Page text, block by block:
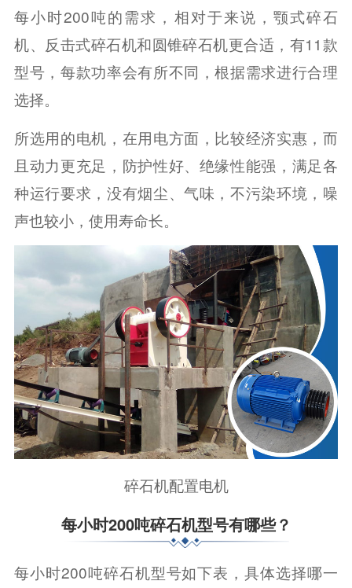
每小时200吨的需求，相对于来说，颚式碎石
机、反击式碎石机和圆锥碎石机更合适，有11款
型号，每款功率会有所不同，根据需求进行合理
选择。
所选用的电机，在用电方面，比较经济实惠，而
且动力更充足，防护性好、绝缘性能强，满足各
种运行要求，没有烟尘、气味，不污染环境，噪
声也较小，使用寿命长。
碎石机配置电机
每小时200吨碎石机型号有哪些？
每小时200吨碎石机型号如下表，具体选择哪一